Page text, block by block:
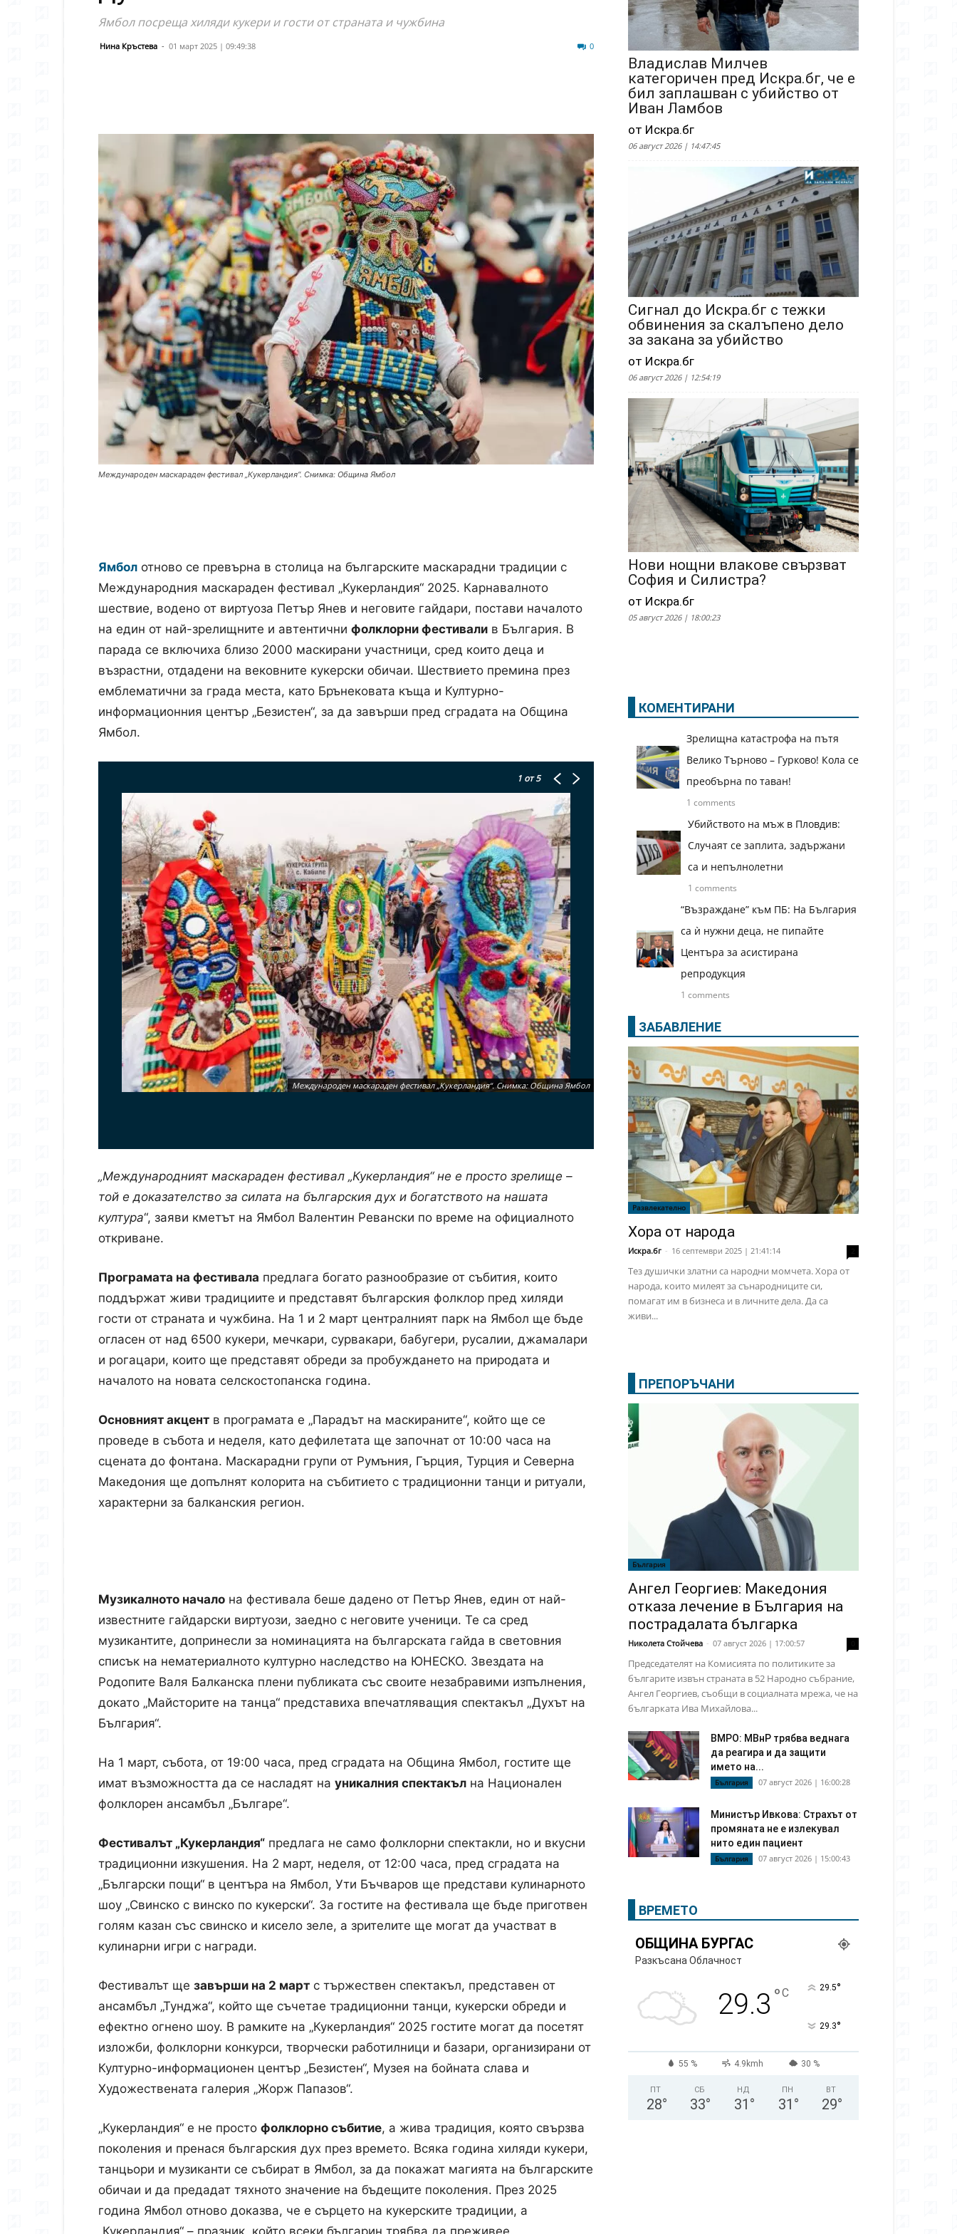
Ямбол посреща хиляди кукери и гости от страната и чужбина
Нина Кръстева - 01 март 2025 | 09:49:38 0
Международен маскараден фестивал „Кукерландия“. Снимка: Община Ямбол
Ямбол отново се превърна в столица на българските маскарадни традиции с
Международния маскараден фестивал „Кукерландия“ 2025. Карнавалното
шествие, водено от виртуоза Петър Янев и неговите гайдари, постави началото
на един от най-зрелищните и автентични фолклорни фестивали в България. В
парада се включиха близо 2000 маскирани участници, сред които деца и
възрастни, отдадени на вековните кукерски обичаи. Шествието премина през
емблематични за града места, като Брънековата къща и Културно-
информационния център „Безистен“, за да завърши пред сградата на Община
Ямбол.
1 от 5
Международен маскараден фестивал „Кукерландия“. Снимка: Община Ямбол
Международен маскараден фестивал „Кукерландия“. Снимка: Община Ямбол
Международен маскараден фестивал „Кукерландия“. Снимка: Община Ямбол
Международен маскараден фестивал „Кукерландия“. Снимка: Община Ямбол
„Международният маскараден фестивал „Кукерландия“ не е просто зрелище –
той е доказателство за силата на българския дух и богатството на нашата
култура“, заяви кметът на Ямбол Валентин Ревански по време на официалното
откриване.
Програмата на фестивала предлага богато разнообразие от събития, които
поддържат живи традициите и представят българския фолклор пред хиляди
гости от страната и чужбина. На 1 и 2 март централният парк на Ямбол ще бъде
огласен от над 6500 кукери, мечкари, сурвакари, бабугери, русалии, джамалари
и рогацари, които ще представят обреди за пробуждането на природата и
началото на новата селскостопанска година.
Основният акцент в програмата е „Парадът на маскираните“, който ще се
проведе в събота и неделя, като дефилетата ще започнат от 10:00 часа на
сцената до фонтана. Маскарадни групи от Румъния, Гърция, Турция и Северна
Македония ще допълнят колорита на събитието с традиционни танци и ритуали,
характерни за балканския регион.
Музикалното начало на фестивала беше дадено от Петър Янев, един от най-
известните гайдарски виртуози, заедно с неговите ученици. Те са сред
музикантите, допринесли за номинацията на българската гайда в световния
списък на нематериалното културно наследство на ЮНЕСКО. Звездата на
Родопите Валя Балканска плени публиката със своите незабравими изпълнения,
докато „Майсторите на танца“ представиха впечатляващия спектакъл „Духът на
България“.
На 1 март, събота, от 19:00 часа, пред сградата на Община Ямбол, гостите ще
имат възможността да се насладят на уникалния спектакъл на Национален
фолклорен ансамбъл „Българе“.
Фестивалът „Кукерландия“ предлага не само фолклорни спектакли, но и вкусни
традиционни изкушения. На 2 март, неделя, от 12:00 часа, пред сградата на
„Български пощи“ в центъра на Ямбол, Ути Бъчваров ще представи кулинарното
шоу „Свинско с винско по кукерски“. За гостите на фестивала ще бъде приготвен
голям казан със свинско и кисело зеле, а зрителите ще могат да участват в
кулинарни игри с награди.
Фестивалът ще завърши на 2 март с тържествен спектакъл, представен от
ансамбъл „Тунджа“, който ще съчетае традиционни танци, кукерски обреди и
ефектно огнено шоу. В рамките на „Кукерландия“ 2025 гостите могат да посетят
изложби, фолклорни конкурси, творчески работилници и базари, организирани от
Културно-информационен център „Безистен“, Музея на бойната слава и
Художествената галерия „Жорж Папазов“.
„Кукерландия“ е не просто фолклорно събитие, а жива традиция, която свързва
поколения и пренася българския дух през времето. Всяка година хиляди кукери,
танцьори и музиканти се събират в Ямбол, за да покажат магията на българските
обичаи и да предадат тяхното значение на бъдещите поколения. През 2025
година Ямбол отново доказва, че е сърцето на кукерските традиции, а
„Кукерландия“ – празник, който всеки българин трябва да преживее.
Владислав Милчев
категоричен пред Искра.бг, че е
бил заплашван с убийство от
Иван Ламбов
от Искра.бг
06 август 2026 | 14:47:45
Сигнал до Искра.бг с тежки
обвинения за скалъпено дело
за закана за убийство
от Искра.бг
06 август 2026 | 12:54:19
Нови нощни влакове свързват
София и Силистра?
от Искра.бг
05 август 2026 | 18:00:23
КОМЕНТИРАНИ
Зрелищна катастрофа на пътя
Велико Търново – Гурково! Кола се
преобърна по таван!
1 comments
Убийството на мъж в Пловдив:
Случаят се заплита, задържани
са и непълнолетни
1 comments
“Възраждане” към ПБ: На България
са ѝ нужни деца, не пипайте
Центъра за асистирана
репродукция
1 comments
ЗАБАВЛЕНИЕ
Развлекателно
Хора от народа
Искра.бг - 16 септември 2025 | 21:41:14
Тез душички златни са народни момчета. Хора от
народа, които милеят за сънародниците си,
помагат им в бизнеса и в личните дела. Да са
живи...
ПРЕПОРЪЧАНИ
България
Ангел Георгиев: Македония
отказа лечение в България на
пострадалата българка
Николета Стойчева - 07 август 2026 | 17:00:57
Председателят на Комисията по политиките за
българите извън страната в 52 Народно събрание,
Ангел Георгиев, съобщи в социалната мрежа, че на
българката Ива Михайлова...
ВМРО: МВнР трябва веднага
да реагира и да защити
името на...
България 07 август 2026 | 16:00:28
Министър Ивкова: Страхът от
промяната не е излекувал
нито един пациент
България 07 август 2026 | 15:00:43
ВРЕМЕТО
ОБЩИНА БУРГАС
Разкъсана Облачност
29.3 °C 29.5°
29.3°
55 % 4.9kmh 30 %
ПТ
28°
СБ
33°
НД
31 °
ПН
31 °
ВТ
29°